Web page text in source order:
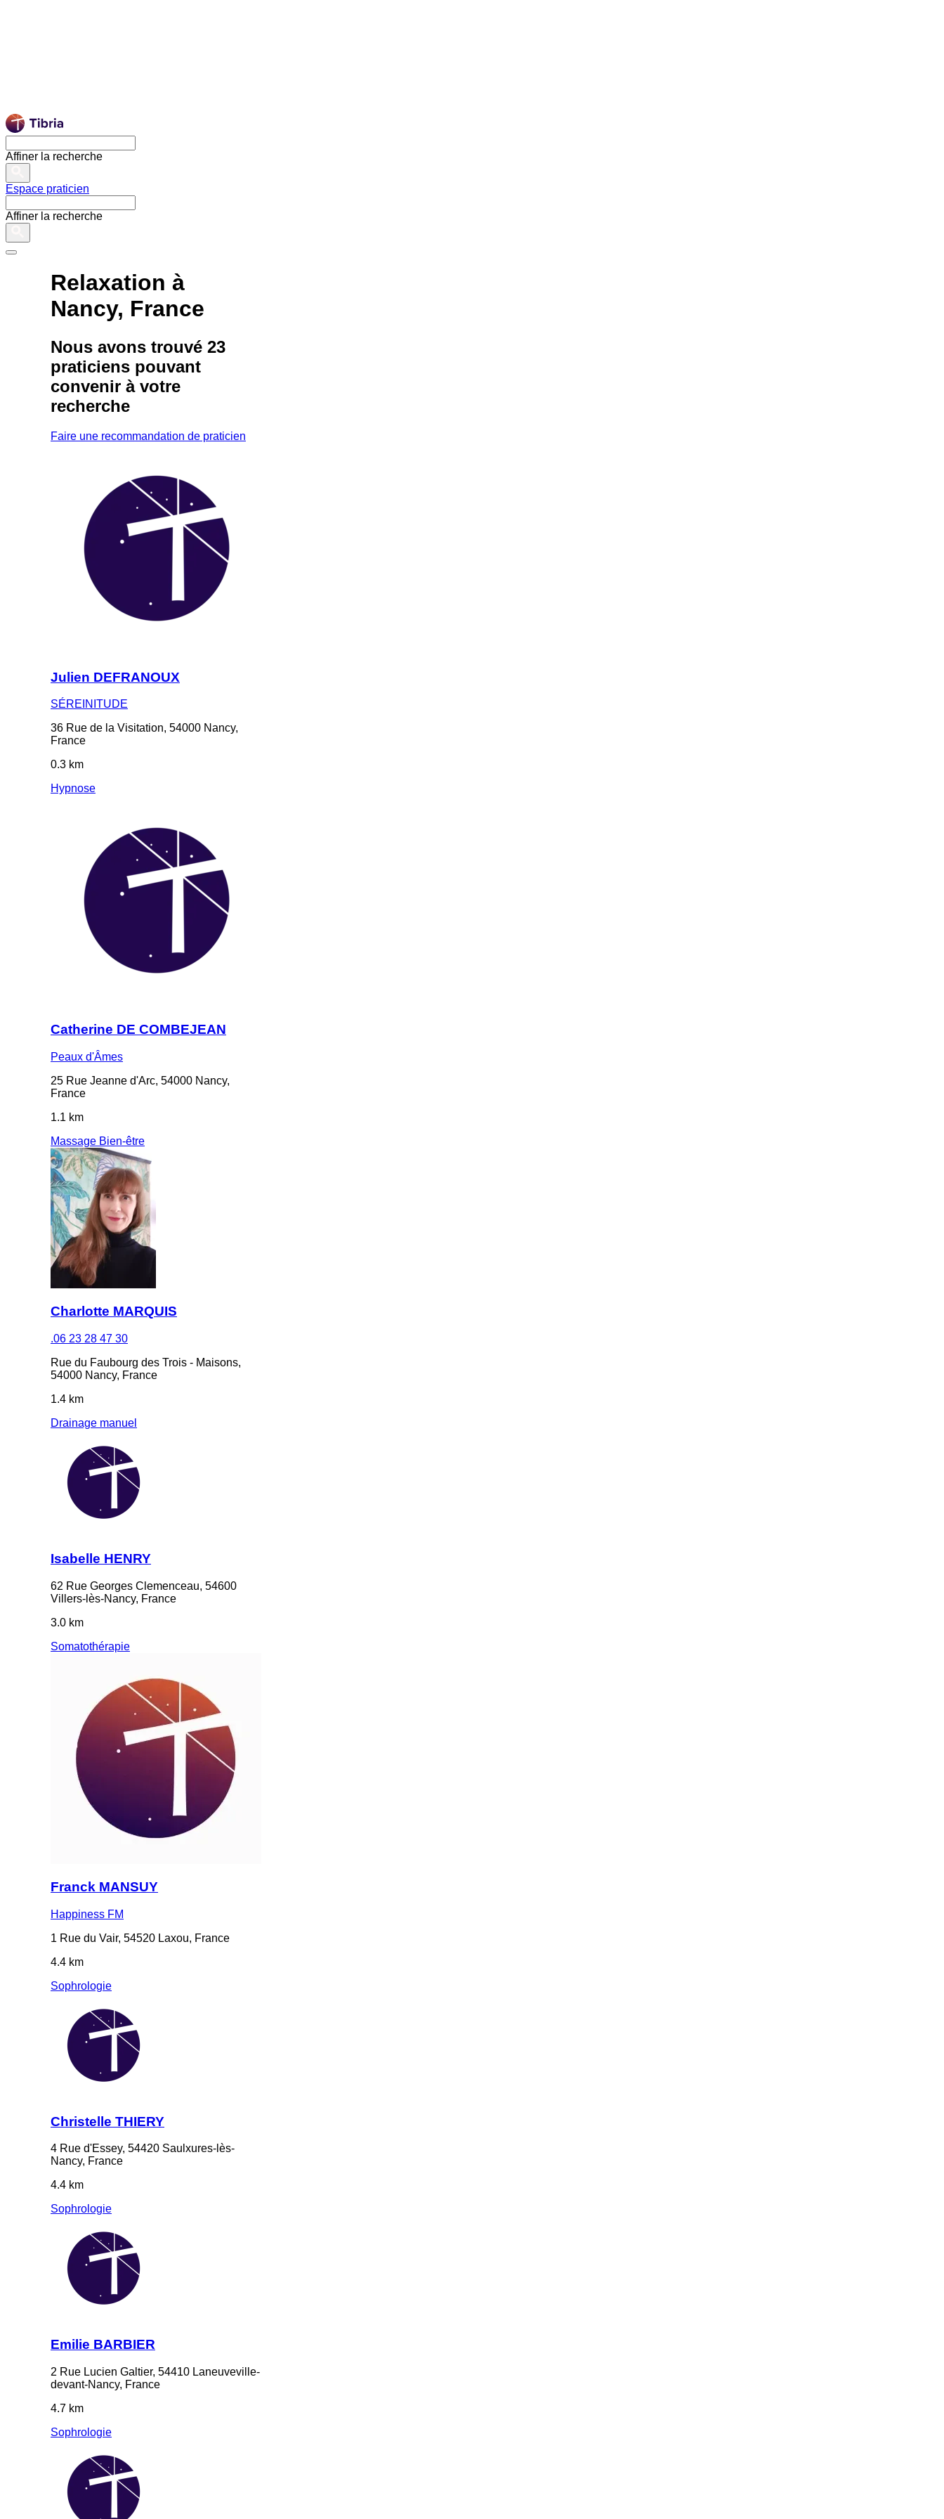
Affiner la recherche
Espace praticien
Affiner la recherche
Relaxation à
Nancy, France
Nous avons trouvé 23
praticiens pouvant
convenir à votre
recherche
Faire une recommandation de praticien
Julien DEFRANOUX
SÉREINITUDE
36 Rue de la Visitation, 54000 Nancy,
France
0.3 km
Hypnose
Catherine DE COMBEJEAN
Peaux d'Âmes
25 Rue Jeanne d'Arc, 54000 Nancy,
France
1.1 km
Massage Bien-être
Charlotte MARQUIS
.06 23 28 47 30
Rue du Faubourg des Trois - Maisons,
54000 Nancy, France
1.4 km
Drainage manuel
Isabelle HENRY
62 Rue Georges Clemenceau, 54600
Villers-lès-Nancy, France
3.0 km
Somatothérapie
Franck MANSUY
Happiness FM
1 Rue du Vair, 54520 Laxou, France
4.4 km
Sophrologie
Christelle THIERY
4 Rue d'Essey, 54420 Saulxures-lès-
Nancy, France
4.4 km
Sophrologie
Emilie BARBIER
2 Rue Lucien Galtier, 54410 Laneuveville-
devant-Nancy, France
4.7 km
Sophrologie